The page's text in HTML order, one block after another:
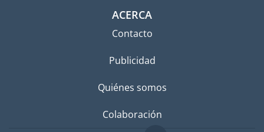
ACERCA
Contacto
Publicidad
Quiénes somos
Colaboración